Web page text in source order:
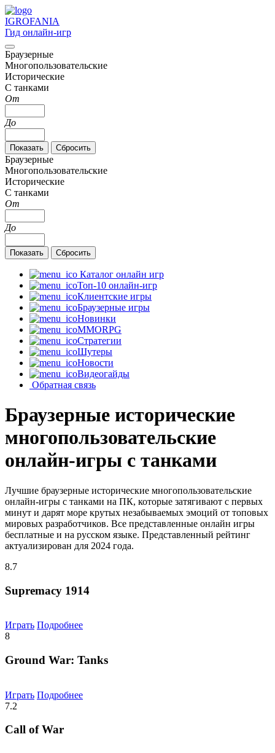
IGROFANIA
Гид онлайн-игр
Браузерные
Многопользовательские
Исторические
С танками
От
До
Браузерные
Многопользовательские
Исторические
С танками
От
До
Каталог онлайн игр
Топ-10 онлайн-игр
Клиентские игры
Браузерные игры
Новинки
MMORPG
Стратегии
Шутеры
Новости
Видеогайды
Обратная связь
Браузерные исторические
многопользовательские
онлайн-игры с танками
Лучшие браузерные исторические многопользовательские
онлайн-игры с танками на ПК, которые затягивают с первых
минут и дарят море крутых незабываемых эмоций от топовых
мировых разработчиков. Все представленные онлайн игры
бесплатные и на русском языке. Представленный рейтинг
актуализирован для 2024 года.
8.7
Supremacy 1914
Играть Подробнее
8
Ground War: Tanks
Играть Подробнее
7.2
Call of War